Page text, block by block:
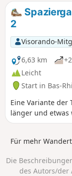
2
Visorando-
6,63 km
Leicht
Start in Bas-
Eine Variante der
länger und etwas
Für mehr
Die
des Autors/